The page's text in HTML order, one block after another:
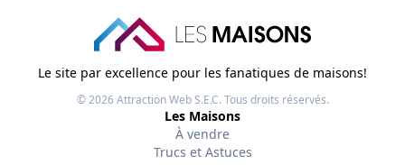
Le site par excellence pour les fanatiques de maisons!
© 2026Attraction Web S.E.C.Tous droits réservés.
Les Maisons
À vendre
Trucs et Astuces